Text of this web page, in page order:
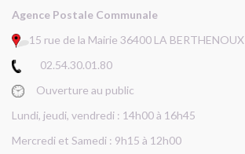
Agence Postale Communale
15 rue de la Mairie 36400 LA BERTHENOUX
02.54.30.01.80
Ouverture au public
Lundi, jeudi, vendredi : 14h00 à 16h45
Mercredi et Samedi : 9h15 à 12h00